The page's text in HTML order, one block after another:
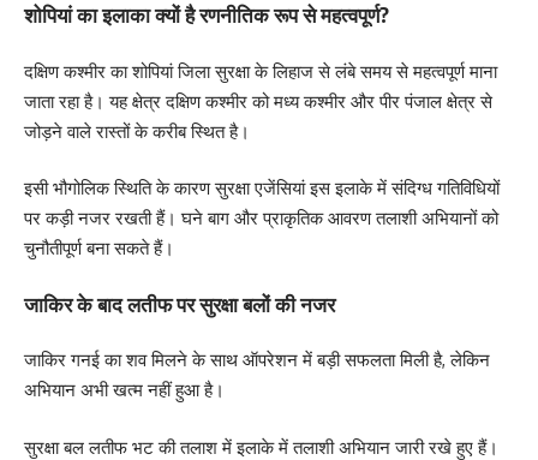
शोपियां का इलाका क्यों है रणनीतिक रूप से महत्वपूर्ण?
दक्षिण कश्मीर का शोपियां जिला सुरक्षा के लिहाज से लंबे समय से महत्वपूर्ण माना
जाता रहा है। यह क्षेत्र दक्षिण कश्मीर को मध्य कश्मीर और पीर पंजाल क्षेत्र से
जोड़ने वाले रास्तों के करीब स्थित है।
इसी भौगोलिक स्थिति के कारण सुरक्षा एजेंसियां इस इलाके में संदिग्ध गतिविधियों
पर कड़ी नजर रखती हैं। घने बाग और प्राकृतिक आवरण तलाशी अभियानों को
चुनौतीपूर्ण बना सकते हैं।
जाकिर के बाद लतीफ पर सुरक्षा बलों की नजर
जाकिर गनई का शव मिलने के साथ ऑपरेशन में बड़ी सफलता मिली है, लेकिन
अभियान अभी खत्म नहीं हुआ है।
सुरक्षा बल लतीफ भट की तलाश में इलाके में तलाशी अभियान जारी रखे हुए हैं।